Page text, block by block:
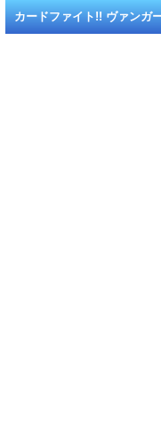
カードファイト!! ヴァンガ